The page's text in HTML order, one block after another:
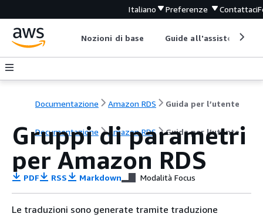
Italiano Preferenze Contattaci
Nozioni di base Guide all'assistenza
Documentazione Amazon RDS Guida per l’utente
Documentazione Amazon RDS Guida per l’utente
Gruppi di parametri
perAmazon RDS
PDF RSS Markdown Modalità Focus
Le traduzioni sono generate tramite traduzione